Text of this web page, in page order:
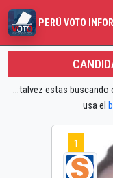
PERÚ VOTO
...talvez estas buscando
usa el
1